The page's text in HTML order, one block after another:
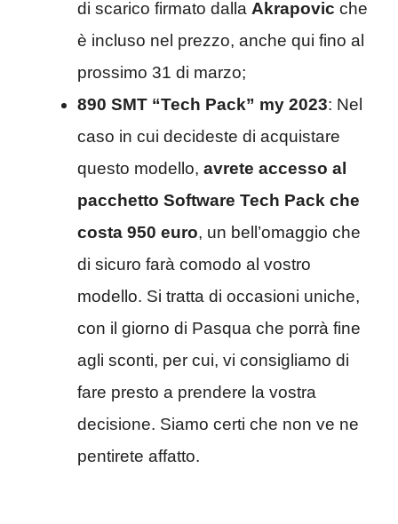
di scarico firmato dalla Akrapovic che
è incluso nel prezzo, anche qui fino al
prossimo 31 di marzo;
890 SMT “Tech Pack” my 2023: Nel
caso in cui decideste di acquistare
questo modello, avrete accesso al
pacchetto Software Tech Pack che
costa 950 euro, un bell’omaggio che
di sicuro farà comodo al vostro
modello. Si tratta di occasioni uniche,
con il giorno di Pasqua che porrà fine
agli sconti, per cui, vi consigliamo di
fare presto a prendere la vostra
decisione. Siamo certi che non ve ne
pentirete affatto.